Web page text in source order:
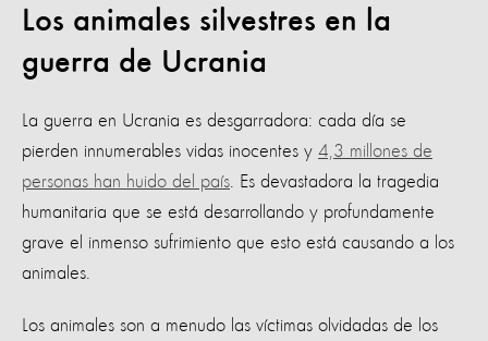
Los animales silvestres en la
guerra de Ucrania
La guerra en Ucrania es desgarradora: cada día se
pierden innumerables vidas inocentes y 4,3 millones de
personas han huido del país . Es devastadora la tragedia
humanitaria que se está desarrollando y profundamente
grave el inmenso sufrimiento que esto está causando a los
animales.
Los animales son a menudo las víctimas olvidadas de los